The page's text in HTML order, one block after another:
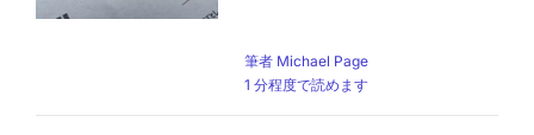
筆者 Michael Page
1 分程度で読めます